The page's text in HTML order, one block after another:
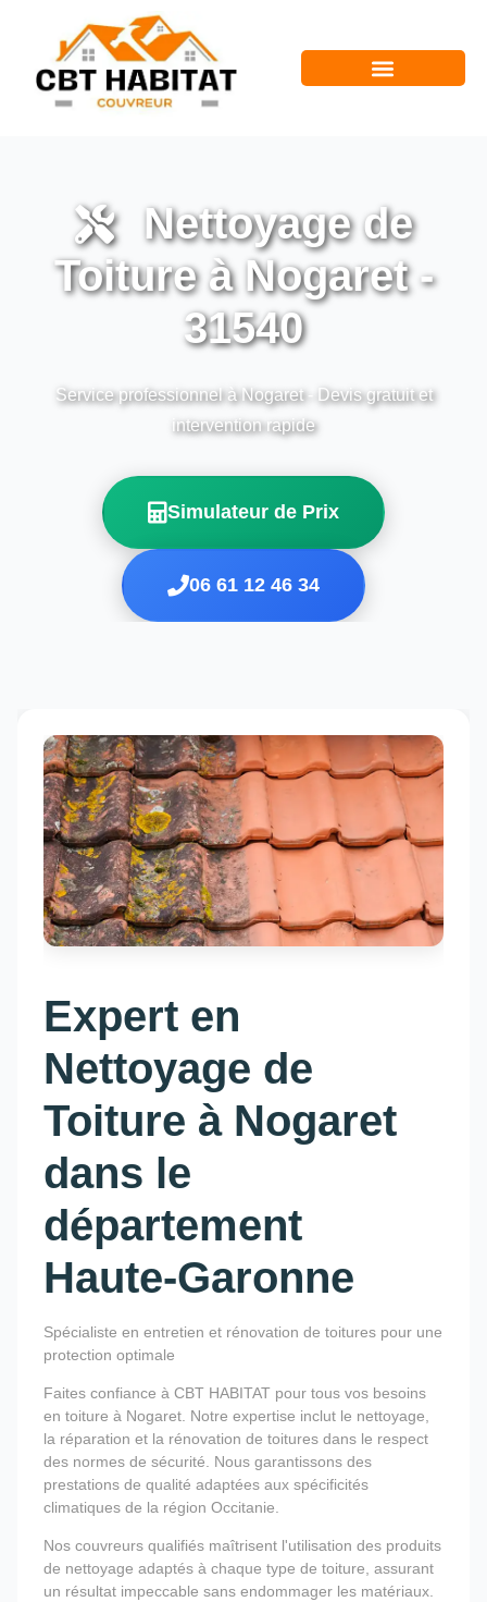
Nettoyage de
Toiture à Nogaret -
31540
Service professionnel à Nogaret - Devis gratuit et
intervention rapide
Simulateur de Prix
06 61 12 46 34
Expert en
Nettoyage de
Toiture à Nogaret
dans le
département
Haute-Garonne
Spécialiste en entretien et rénovation de toitures pour une
protection optimale
Faites confiance à CBT HABITAT pour tous vos besoins
en toiture à Nogaret. Notre expertise inclut le nettoyage,
la réparation et la rénovation de toitures dans le respect
des normes de sécurité. Nous garantissons des
prestations de qualité adaptées aux spécificités
climatiques de la région Occitanie.
Nos couvreurs qualifiés maîtrisent l'utilisation des produits
de nettoyage adaptés à chaque type de toiture, assurant
un résultat impeccable sans endommager les matériaux.